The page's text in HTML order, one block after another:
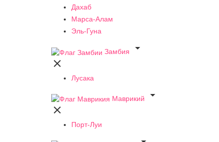
Дахаб
Марса-Алам
Эль-Гуна
Замбия


Лусака
Маврикий


Порт-Луи